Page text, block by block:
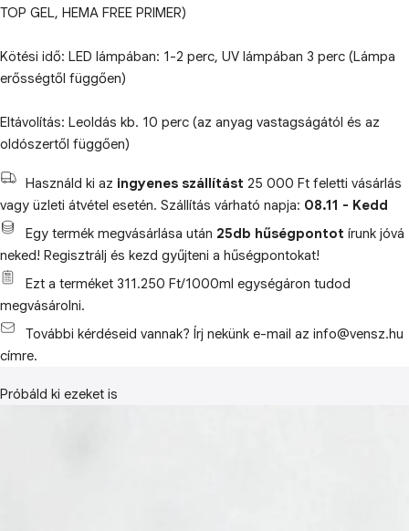
TOP GEL, HEMA FREE PRIMER)
Kötési idő: LED lámpában: 1-2 perc, UV lámpában 3 perc (Lámpa
erősségtől függően)
Eltávolítás: Leoldás kb. 10 perc (az anyag vastagságától és az
oldószertől függően)
Használd ki az ingyenes szállítást 25 000 Ft feletti vásárlás
vagy üzleti átvétel esetén. Szállítás várható napja: 08.11 - Kedd
Egy termék megvásárlása után 25db hűségpontot írunk jóvá
neked! Regisztrálj és kezd gyűjteni a hűségpontokat!
Ezt a terméket 311.250 Ft/1000ml egységáron tudod
megvásárolni.
További kérdéseid vannak? Írj nekünk e-mail az info@vensz.hu
címre.
Próbáld ki ezeket is